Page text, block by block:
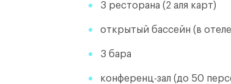
3 ресторана (2 аля карт)
открытый бассейн (в
3 бара
конференц-зал (до 50